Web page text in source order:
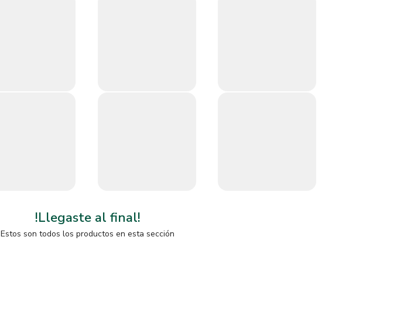
!Llegaste al final!
Estos son todos los productos en esta sección